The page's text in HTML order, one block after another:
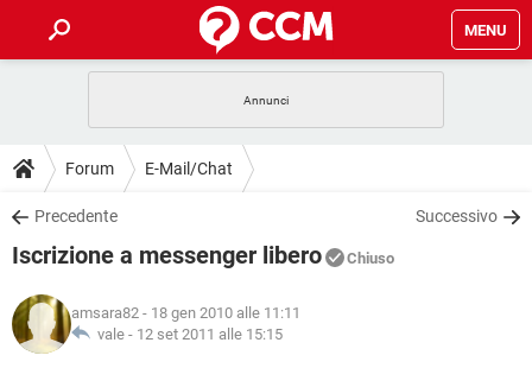
MENU
INTRATTENIMENTO
iOS
INSTAGRAM WHATSAPP
TIKTOK
HARDWARE
GUIDE
COVID-19
INSTAGRAM WHATSAPP
TIKTOK
DOWNLOAD
COVID-19 GAMING
INTRATTENIMENTO
iOS
COVID-19 GAMING
INTRATTENIMENTO
GLOSSARIO
Forum E-Mail/Chat
Precedente Successivo
Iscrizione a messenger libero Chiuso
amsara82 - 18 gen 2010 alle 11:11
vale - 12 set 2011 alle 15:15